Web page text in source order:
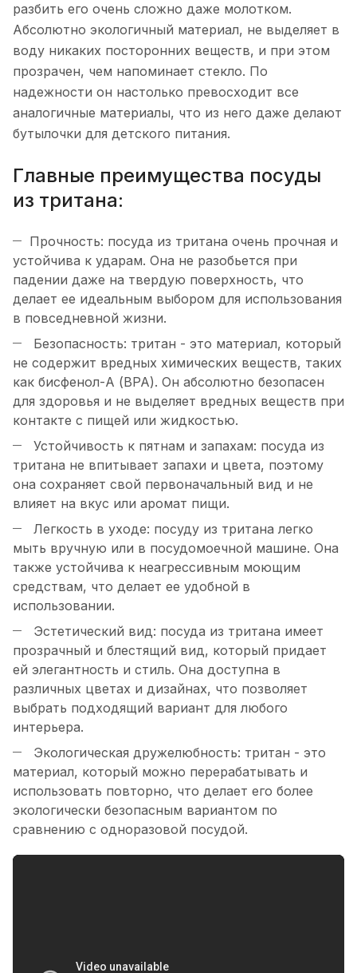
разбить его очень сложно даже молотком.
Абсолютно экологичный материал, не выделяет в
воду никаких посторонних веществ, и при этом
прозрачен, чем напоминает стекло. По
надежности он настолько превосходит все
аналогичные материалы, что из него даже делают
бутылочки для детского питания.
Главные преимущества посуды
из тритана:
Прочность: посуда из тритана очень прочная и
устойчива к ударам. Она не разобьется при
падении даже на твердую поверхность, что
делает ее идеальным выбором для использования
в повседневной жизни.
Безопасность: тритан - это материал, который
не содержит вредных химических веществ, таких
как бисфенол-А (BPA). Он абсолютно безопасен
для здоровья и не выделяет вредных веществ при
контакте с пищей или жидкостью.
Устойчивость к пятнам и запахам: посуда из
тритана не впитывает запахи и цвета, поэтому
она сохраняет свой первоначальный вид и не
влияет на вкус или аромат пищи.
Легкость в уходе: посуду из тритана легко
мыть вручную или в посудомоечной машине. Она
также устойчива к неагрессивным моющим
средствам, что делает ее удобной в
использовании.
Эстетический вид: посуда из тритана имеет
прозрачный и блестящий вид, который придает
ей элегантность и стиль. Она доступна в
различных цветах и дизайнах, что позволяет
выбрать подходящий вариант для любого
интерьера.
Экологическая дружелюбность: тритан - это
материал, который можно перерабатывать и
использовать повторно, что делает его более
экологически безопасным вариантом по
сравнению с одноразовой посудой.